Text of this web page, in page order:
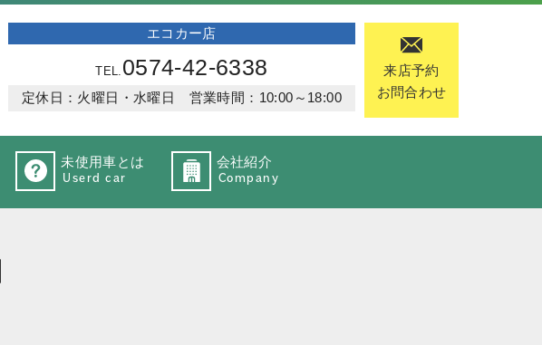
エコカー店
TEL. 0574-42-6338
定休日：火曜日・水曜日 営業時間：10:00～18:00
来店予約
お問合わせ
未使用車とは
Userd car
会社紹介
Company